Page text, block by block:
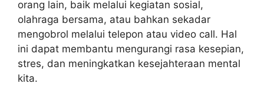
orang lain, baik melalui kegiatan sosial,
olahraga bersama, atau bahkan sekadar
mengobrol melalui telepon atau video call. Hal
ini dapat membantu mengurangi rasa kesepian,
stres, dan meningkatkan kesejahteraan mental
kita.